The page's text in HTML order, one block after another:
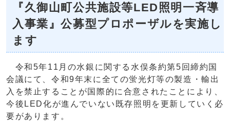
『久御山町公共施設等LED照明一斉導
入事業』公募型プロポーザルを実施し
ます
令和5年11月の水銀に関する水俣条約第5回締約国
会議にて、令和9年末に全ての蛍光灯等の製造・輸出
入を禁止することが国際的に合意されたことにより、
今後LED化が進んでいない既存照明を更新していく必
要があります。